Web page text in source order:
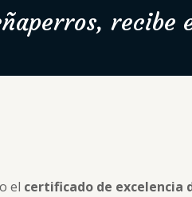
el certificado de excelencia